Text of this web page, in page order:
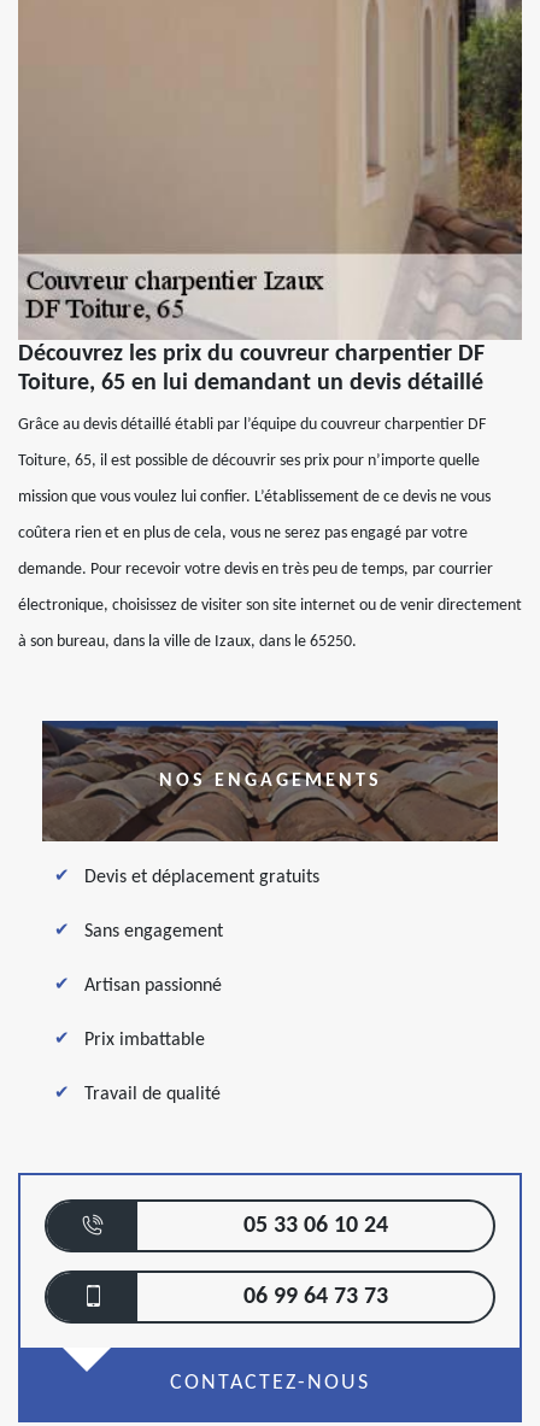
Découvrez les prix du couvreur charpentier DF
Toiture, 65 en lui demandant un devis détaillé
Grâce au devis détaillé établi par l’équipe du couvreur charpentier DF
Toiture, 65, il est possible de découvrir ses prix pour n’importe quelle
mission que vous voulez lui confier. L’établissement de ce devis ne vous
coûtera rien et en plus de cela, vous ne serez pas engagé par votre
demande. Pour recevoir votre devis en très peu de temps, par courrier
électronique, choisissez de visiter son site internet ou de venir directement
à son bureau, dans la ville de Izaux, dans le 65250.
NOS ENGAGEMENTS
Devis et déplacement gratuits
Sans engagement
Artisan passionné
Prix imbattable
Travail de qualité
05 33 06 10 24
06 99 64 73 73
CONTACTEZ-NOUS